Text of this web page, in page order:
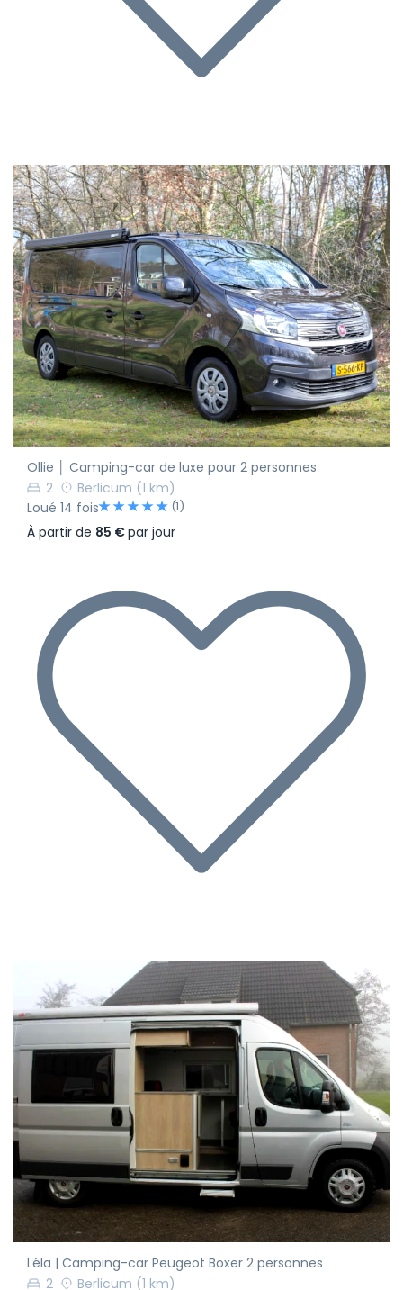
Ollie │ Camping-car de luxe pour 2 personnes
2
Berlicum (1 km)
Loué 14 fois
(1)
À partir de 85 €par jour
Léla | Camping-car Peugeot Boxer 2 personnes
2
Berlicum (1 km)